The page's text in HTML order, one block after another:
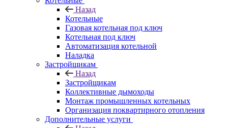
Назад
Котельные
Газовая котельная под ключ
Котельная под ключ
Автоматизация котельной
Наладка
Застройщикам
Назад
Застройщикам
Коллективные дымоходы
Монтаж промышленных котельных
Организация поквартирного отопления
Дополнительные услуги